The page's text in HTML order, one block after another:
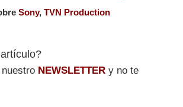
Sony, TVN Production
NEWSLETTER y no te